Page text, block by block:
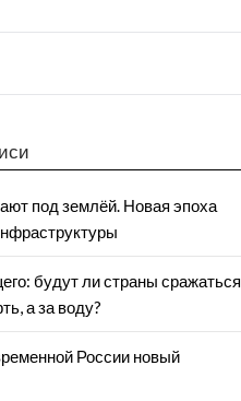
под землёй. Новая эпоха
будут ли страны сражаться
а за воду?
России новый